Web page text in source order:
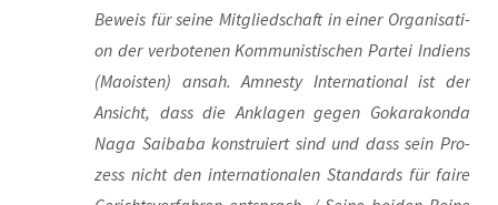
Beweis für sei­ne Mit­glied­schaft in einer Orga­ni­sa­ti­
on der ver­bo­te­nen Kom­mu­nis­ti­schen Par­tei Indi­ens
(Mao­is­ten) ansah. Amnes­ty Inter­na­tio­nal ist der
Ansicht, dass die Ankla­gen gegen Goka­ra­kon­da
Naga Saibaba kon­stru­iert sind und dass sein Pro­
zess nicht den inter­na­tio­na­len Stan­dards für fai­re